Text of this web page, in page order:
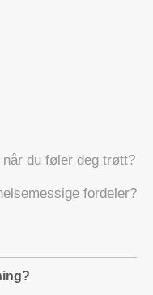
du føler deg trøtt?
fordeler?